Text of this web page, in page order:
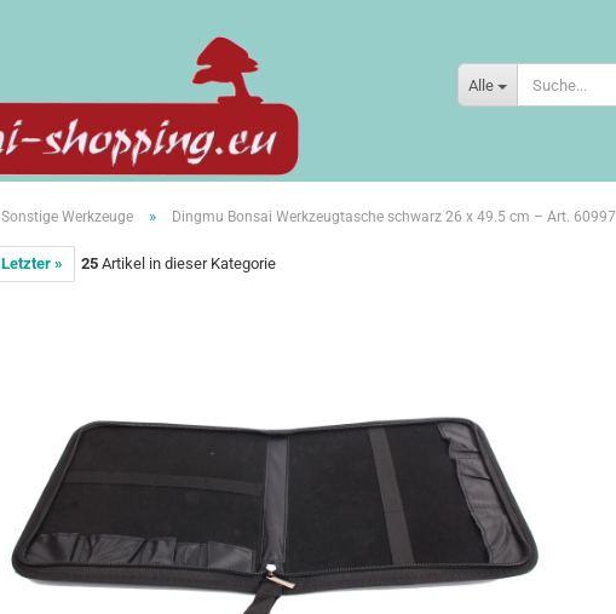
Alle
Sonstige Werkzeuge » Dingmu Bonsai Werkzeugtasche schwarz 26 x 49.5 cm – Art. 60997
Letzter » 25 Artikel in dieser Kategorie